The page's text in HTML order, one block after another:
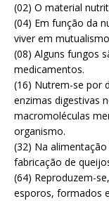
(02) O material
(04) Em função da
viver em
(08) Alguns fungos
medicamentos.
(16) Nutrem-se por
enzimas digestivas
macromoléculas
organismo.
(32) Na
fabricação de
(64) Reproduzem-
esporos, formados